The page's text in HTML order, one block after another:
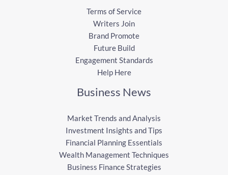
Terms of Service
Writers Join
Brand Promote
Future Build
Engagement Standards
Help Here
Business News
Market Trends and Analysis
Investment Insights and Tips
Financial Planning Essentials
Wealth Management Techniques
Business Finance Strategies